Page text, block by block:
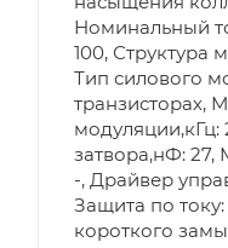
Номинальный
100, Структура
Тип силового
транзисторах,
модуляции,кГц:
затвора,нФ: 27,
-, Драйвер
Защита по
короткого